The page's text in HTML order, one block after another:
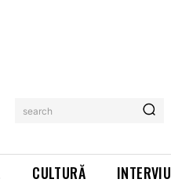
search
CULTURĂ
INTERVIU